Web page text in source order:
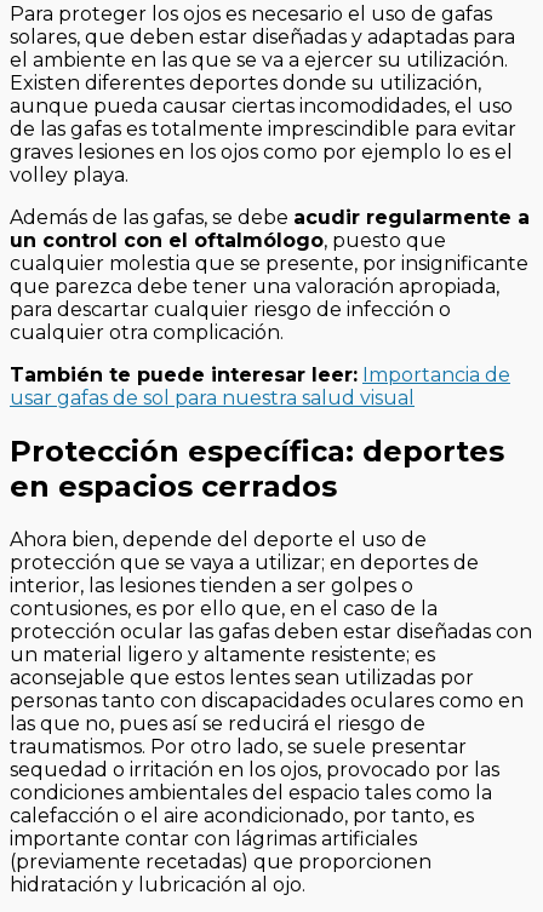
Para proteger los ojos es necesario el uso de gafas
solares, que deben estar diseñadas y adaptadas para
el ambiente en las que se va a ejercer su utilización.
Existen diferentes deportes donde su utilización,
aunque pueda causar ciertas incomodidades, el uso
de las gafas es totalmente imprescindible para evitar
graves lesiones en los ojos como por ejemplo lo es el
volley playa.
Además de las gafas, se debe acudir regularmente a
un control con el oftalmólogo, puesto que
cualquier molestia que se presente, por insignificante
que parezca debe tener una valoración apropiada,
para descartar cualquier riesgo de infección o
cualquier otra complicación.
También te puede interesar leer: Importancia de
usar gafas de sol para nuestra salud visual
Protección específica: deportes
en espacios cerrados
Ahora bien, depende del deporte el uso de
protección que se vaya a utilizar; en deportes de
interior, las lesiones tienden a ser golpes o
contusiones, es por ello que, en el caso de la
protección ocular las gafas deben estar diseñadas con
un material ligero y altamente resistente; es
aconsejable que estos lentes sean utilizadas por
personas tanto con discapacidades oculares como en
las que no, pues así se reducirá el riesgo de
traumatismos. Por otro lado, se suele presentar
sequedad o irritación en los ojos, provocado por las
condiciones ambientales del espacio tales como la
calefacción o el aire acondicionado, por tanto, es
importante contar con lágrimas artificiales
(previamente recetadas) que proporcionen
hidratación y lubricación al ojo.